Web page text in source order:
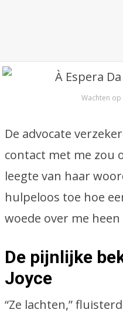
Wachten
De advocate
contact met me zou
leegte van haar
hulpeloos toe hoe
woede over me heen
De pijnlijke
Joyce
“Ze lachten,”